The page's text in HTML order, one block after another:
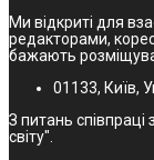
Ми відкриті для
редакторами,
бажають
01133, Київ,
З питань співпраці
світу".